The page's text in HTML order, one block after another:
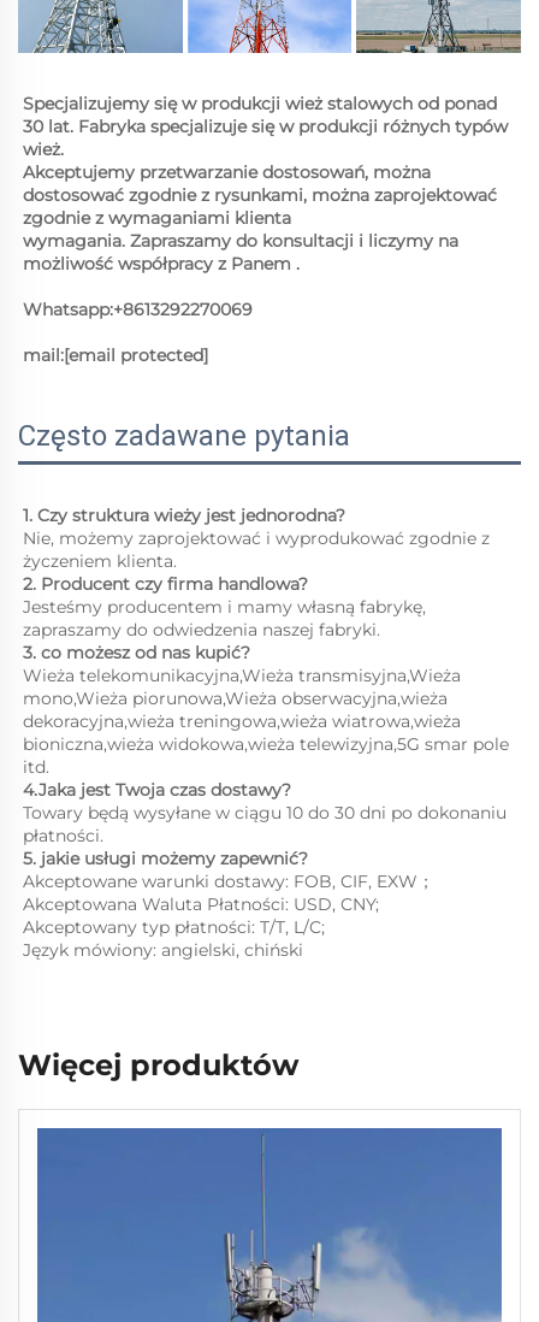
Specjalizujemy się w produkcji wież stalowych od ponad
30 lat. Fabryka specjalizuje się w produkcji różnych typów
wież.
Akceptujemy przetwarzanie dostosowań, można
dostosować zgodnie z rysunkami, można zaprojektować
zgodnie z wymaganiami klienta
wymagania. Zapraszamy do konsultacji i liczymy na
możliwość współpracy z Panem .
Whatsapp:+8613292270069
mail:[email protected]
Często zadawane pytania
1. Czy struktura wieży jest jednorodna?
Nie, możemy zaprojektować i wyprodukować zgodnie z
życzeniem klienta.
2. Producent czy firma handlowa?
Jesteśmy producentem i mamy własną fabrykę,
zapraszamy do odwiedzenia naszej fabryki.
3. co możesz od nas kupić?
Wieża telekomunikacyjna,Wieża transmisyjna,Wieża
mono,Wieża piorunowa,Wieża obserwacyjna,wieża
dekoracyjna,wieża treningowa,wieża wiatrowa,wieża
bioniczna,wieża widokowa,wieża telewizyjna,5G smar pole
itd.
4.Jaka jest Twoja czas dostawy?
Towary będą wysyłane w ciągu 10 do 30 dni po dokonaniu
płatności.
5. jakie usługi możemy zapewnić?
Akceptowane warunki dostawy: FOB, CIF, EXW；
Akceptowana Waluta Płatności: USD, CNY;
Akceptowany typ płatności: T/T, L/C;
Język mówiony: angielski, chiński
Więcej produktów